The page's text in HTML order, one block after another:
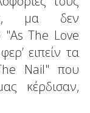
μα δεν
"As The Love
ειπείν τα
Nail" που
κέρδισαν,